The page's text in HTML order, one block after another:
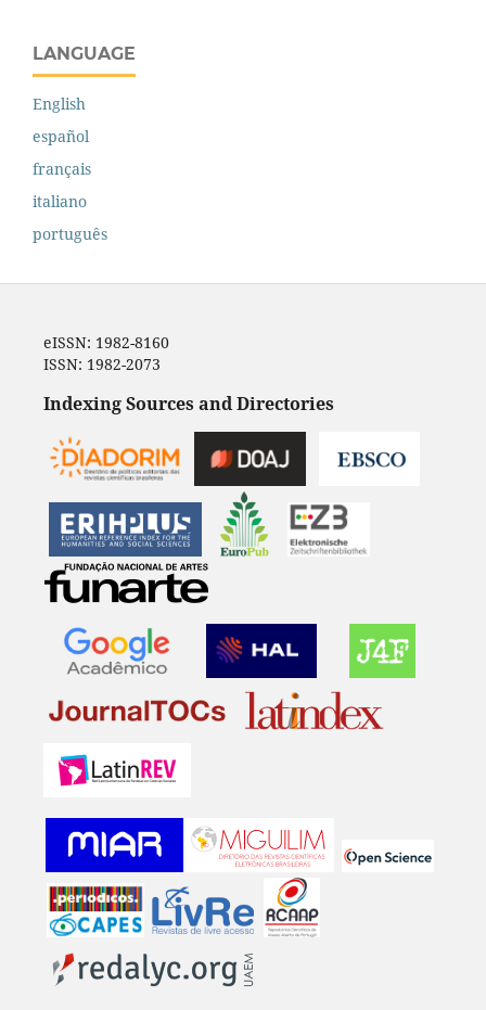
LANGUAGE
English
español
français
italiano
português
eISSN: 1982-8160
ISSN: 1982-2073
Indexing Sources and Directories